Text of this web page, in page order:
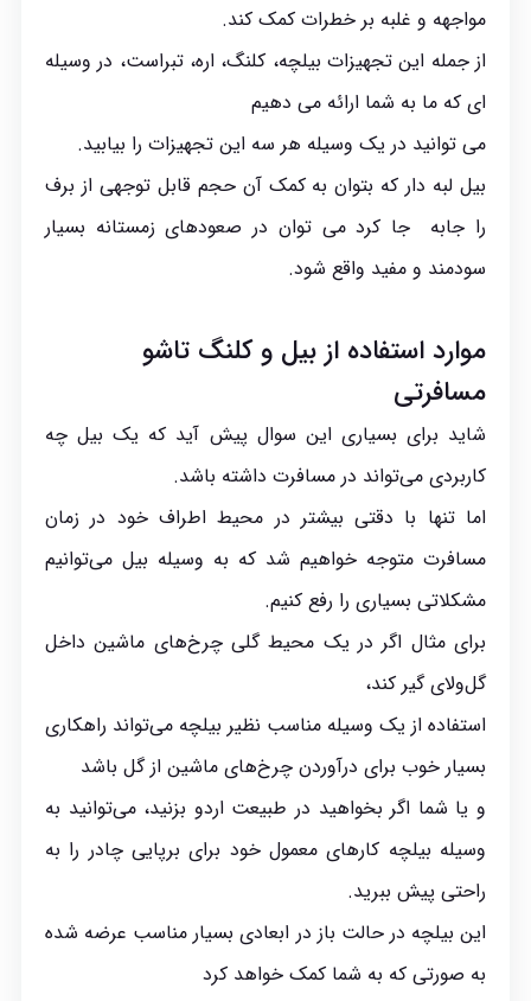
مواجهه و غلبه بر خطرات کمک کند.
از جمله این تجهیزات بیلچه، کلنگ، اره، تبراست، در وسیله
ای که ما به شما ارائه می دهیم
می توانید در یک وسیله هر سه این تجهیزات را بیابید.
بیل لبه دار که بتوان به کمک آن حجم قابل توجهی از برف
را جابه جا کرد می توان در صعودهای زمستانه بسیار
سودمند و مفید واقع شود.
موارد استفاده از بیل و کلنگ تاشو
مسافرتی
شاید برای بسیاری این سوال پیش آید که یک بیل چه
کاربردی می‌تواند در مسافرت داشته باشد.
اما تنها با دقتی بیشتر در محیط اطراف خود در زمان
مسافرت متوجه خواهیم شد که به وسیله بیل می‌توانیم
مشکلاتی بسیاری را رفع کنیم.
برای مثال اگر در یک محیط گلی چرخ‌های ماشین داخل
گل‌ولای گیر کند،
استفاده از یک وسیله مناسب نظیر بیلچه می‌تواند راهکاری
بسیار خوب برای در‌آوردن چرخ‌های ماشین از گل باشد
و یا شما اگر بخواهید در طبیعت اردو بزنید، می‌توانید به
وسیله بیلچه کارهای معمول خود برای برپایی چادر را به
راحتی پیش ببرید.
این بیلچه در حالت باز در ابعادی بسیار مناسب عرضه شده
به صورتی که به شما کمک خواهد کرد